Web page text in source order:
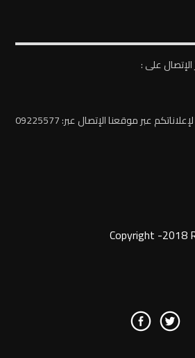
الإتصال على :
لإعلاناتكم عبر موقعنا الإتصال عبر: 09225577
Copyright -2018